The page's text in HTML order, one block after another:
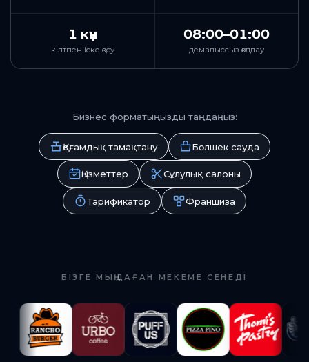
1 күн
кілтпен іске қосу
08:00–01:00
демалыссыз қолдау
Бизнес форматыңызды таңдаңыз:
Қоғамдық тамақтану Бөлшек сауда
Қызметтер Сұлулық салоны
Тарификатор Франшиза
БІЗГЕ МЫҢДАҒАН МЕКЕМЕ СЕНЕДІ